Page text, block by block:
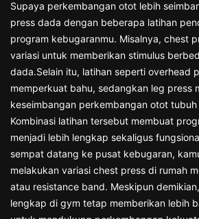
Supaya perkembangan otot lebih
press dada dengan beberapa latihan
program kebugaranmu. Misalnya, chest
variasi untuk memberikan stimulus
dada.Selain itu, latihan seperti overhead
memperkuat bahu, sedangkan leg press
keseimbangan perkembangan otot
Kombinasi latihan tersebut membuat
menjadi lebih lengkap sekaligus
sempat datang ke pusat kebugaran,
melakukan variasi chest press di rumah
atau resistance band. Meskipun
lengkap di gym tetap memberikan lebih